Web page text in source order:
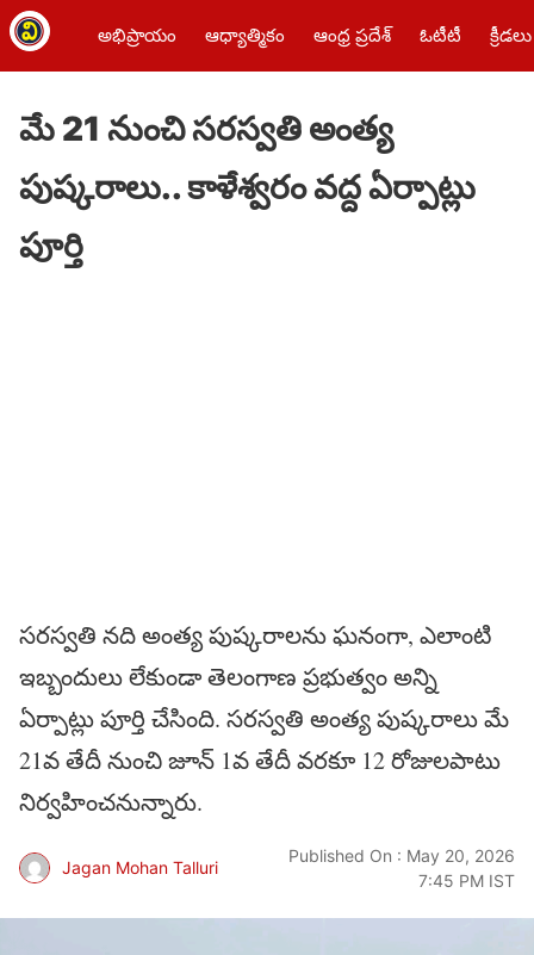
అభిప్రాయం ఆధ్యాత్మికం ఆంధ్ర ప్రదేశ్ ఓటీటీ క్రీడలు
మే 21 నుంచి సరస్వతి అంత్య
పుష్కరాలు.. కాళేశ్వరం వద్ద ఏర్పాట్లు
పూర్తి
సరస్వతి నది అంత్య పుష్కరాలను ఘనంగా, ఎలాంటి
ఇబ్బందులు లేకుండా తెలంగాణ ప్రభుత్వం అన్ని
ఏర్పాట్లు పూర్తి చేసింది. సరస్వతి అంత్య పుష్కరాలు మే
21వ తేదీ నుంచి జూన్‌ 1వ తేదీ వరకూ 12 రోజులపాటు
నిర్వహించనున్నారు.
Jagan Mohan Talluri
Published On : May 20, 2026
7:45 PM IST